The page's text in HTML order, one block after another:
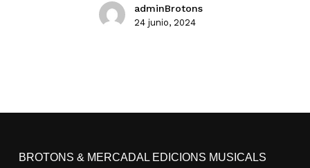
adminBrotons
24 junio, 2024
BROTONS & MERCADAL EDICIONS MUSICALS